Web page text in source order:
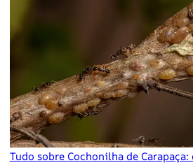
Tudo sobre Cochonilha de Carapaça: